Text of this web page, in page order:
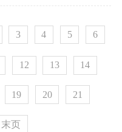
3 4 5 6
12 13 14
19 20 21
末页